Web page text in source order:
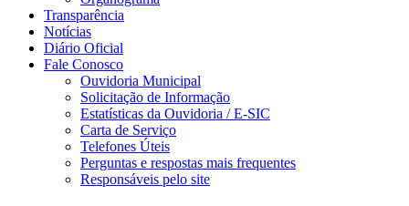
Transparência
Notícias
Diário Oficial
Fale Conosco
Ouvidoria Municipal
Solicitação de Informação
Estatísticas da Ouvidoria / E-SIC
Carta de Serviço
Telefones Úteis
Perguntas e respostas mais frequentes
Responsáveis pelo site